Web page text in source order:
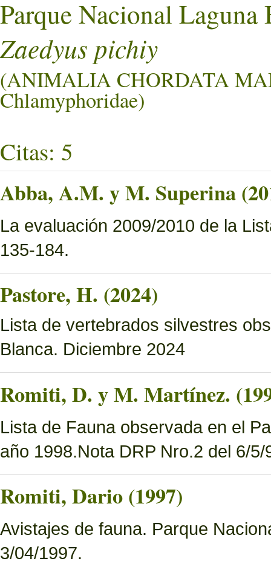
Parque Nacional Laguna
Zaedyus pichiy
(ANIMALIA CHORDATA
Chlamyphoridae)
Citas: 5
Abba, A.M. y M. Superina
La evaluación 2009/2010 de la
135-184.
Pastore, H. (2024)
Lista de vertebrados silvestres
Blanca. Diciembre 2024
Romiti, D. y M. Martínez.
Lista de Fauna observada en el
año 1998.Nota DRP Nro.2 del 6/5/
Romiti, Dario (1997)
Avistajes de fauna. Parque
3/04/1997.